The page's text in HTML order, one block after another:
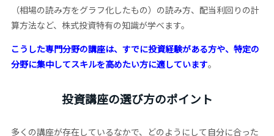
（相場の読み方をグラフ化したもの）の読み方、配当利回りの計
算方法など、株式投資特有の知識が学べます。
こうした専門分野の講座は、すでに投資経験がある方や、特定の
分野に集中してスキルを高めたい方に適しています。
投資講座の選び方のポイント
多くの講座が存在しているなかで、どのようにして自分に合った